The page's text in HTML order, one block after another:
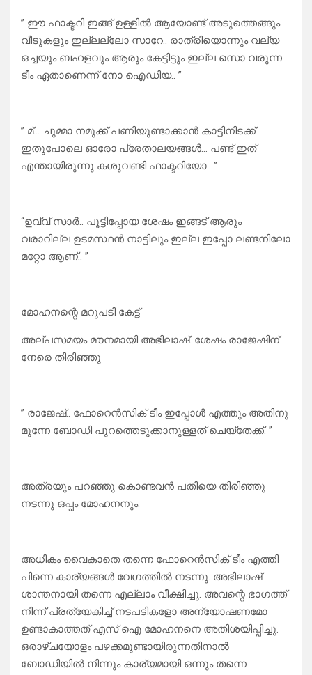
” ഈ ഫാക്ടറി ഇങ്ങ് ഉള്ളിൽ ആയോണ്ട് അടുത്തെങ്ങും
വീടുകളും ഇല്ലല്ലോ സാറേ.. രാത്രിയൊന്നും വല്യ
ഒച്ചയും ബഹളവും ആരും കേട്ടിട്ടും ഇല്ല സൊ വരുന്ന
ടീം ഏതാണെന്ന് നോ ഐഡിയ.. ”
” മ്… ചുമ്മാ നമുക്ക് പണിയുണ്ടാക്കാൻ കാട്ടിനിടക്ക്
ഇതുപോലെ ഓരോ പ്രേതാലയങ്ങൾ… പണ്ട് ഇത്
എന്തായിരുന്നു കശുവണ്ടി ഫാക്ടറിയോ.. ”
“ഉവ്വ് സാർ.. പൂട്ടിപ്പോയ ശേഷം ഇങ്ങട് ആരും
വരാറില്ല ഉടമസ്ഥൻ നാട്ടിലും ഇല്ല ഇപ്പോ ലണ്ടനിലോ
മറ്റോ ആണ്.. ”
മോഹനന്റെ മറുപടി കേട്ട്
അല്പസമയം മൗനമായി അഭിലാഷ്. ശേഷം രാജേഷിന്
നേരെ തിരിഞ്ഞു
” രാജേഷ്.. ഫോറെൻസിക് ടീം ഇപ്പോൾ എത്തും അതിനു
മുന്നേ ബോഡി പുറത്തെടുക്കാനുള്ളത് ചെയ്തേക്ക്. ”
അത്രയും പറഞ്ഞു കൊണ്ടവൻ പതിയെ തിരിഞ്ഞു
നടന്നു ഒപ്പം മോഹനനും.
അധികം വൈകാതെ തന്നെ ഫോറെൻസിക് ടീം എത്തി
പിന്നെ കാര്യങ്ങൾ വേഗത്തിൽ നടന്നു. അഭിലാഷ്
ശാന്തനായി തന്നെ എല്ലാം വീക്ഷിച്ചു. അവന്റെ ഭാഗത്ത്‌
നിന്ന് പ്രത്യേകിച്ച് നടപടികളോ അന്യോഷണമോ
ഉണ്ടാകാത്തത് എസ് ഐ മോഹനനെ അതിശയിപ്പിച്ചു.
ഒരാഴ്ചയോളം പഴക്കമുണ്ടായിരുന്നതിനാൽ
ബോഡിയിൽ നിന്നും കാര്യമായി ഒന്നും തന്നെ